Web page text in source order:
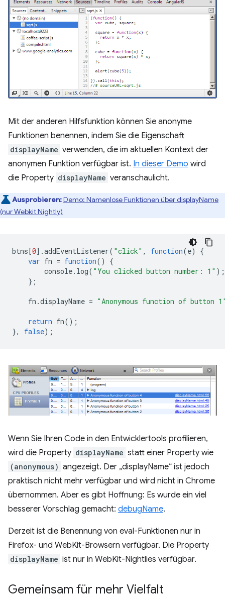
Mit der anderen Hilfsfunktion können Sie anonyme
Funktionen benennen, indem Sie die Eigenschaft
displayName verwenden, die im aktuellen Kontext der
anonymen Funktion verfügbar ist. In dieser Demo wird
die Property displayName veranschaulicht.
Ausprobieren:Demo: Namenlose Funktionen über displayName
(nur Webkit Nightly)
btns[0].addEventListener( "click" , function(e)
{
var fn = function()
{
console. log( "You clicked button number: 1" );
};
fn .displayName = "Anonymous function of button
return fn();
},
false);
Wenn Sie Ihren Code in den Entwicklertools profilieren,
wird die Property displayName statt einer Property wie
(anonymous) angezeigt. Der „displayName“ ist jedoch
praktisch nicht mehr verfügbar und wird nicht in Chrome
übernommen. Aber es gibt Hoffnung: Es wurde ein viel
besserer Vorschlag gemacht: debugName.
Derzeit ist die Benennung von eval-Funktionen nur in
Firefox- und WebKit-Browsern verfügbar. Die Property
displayName ist nur in WebKit-Nightlies verfügbar.
Gemeinsam für mehr Vielfalt